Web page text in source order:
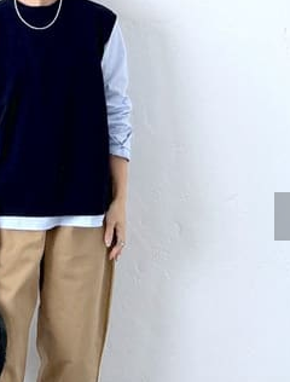
ロング・マキシ丈
その他スカート
すべて見る
ミソール